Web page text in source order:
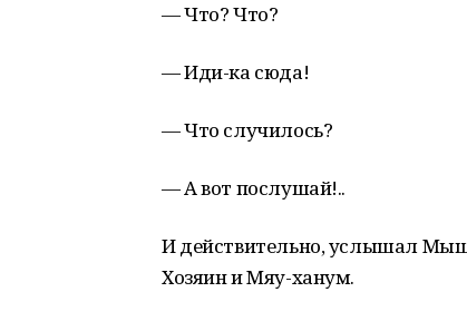
— Что? Что?
— Иди-ка сюда!
— Что случилось?
— А вот послушай!..
И действительно, услышал
Хозяин и Мяу-ханум.